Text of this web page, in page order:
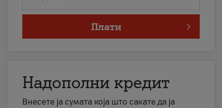
Плати
Надополни кредит
Внесете ја сумата која што сакате да ја